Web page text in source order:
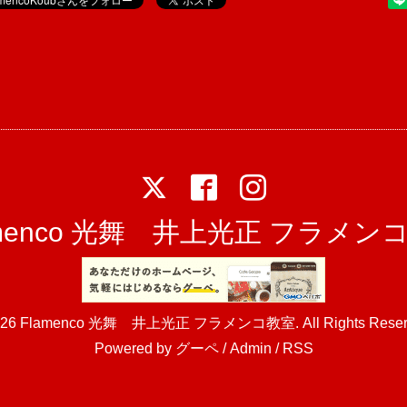
光舞 井上光正 フラメン
Flamenco 光舞 井上光正 フラメンコ教室. All Rights
Powered by グーペ/ Admin / RSS